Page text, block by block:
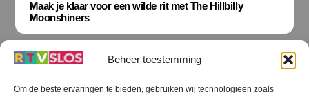
Beheer toestemming
Om de beste ervaringen te bieden, gebruiken wij technologieën zoals
Maak je klaar voor een wilde rit met The Hillbilly
Moonshiners